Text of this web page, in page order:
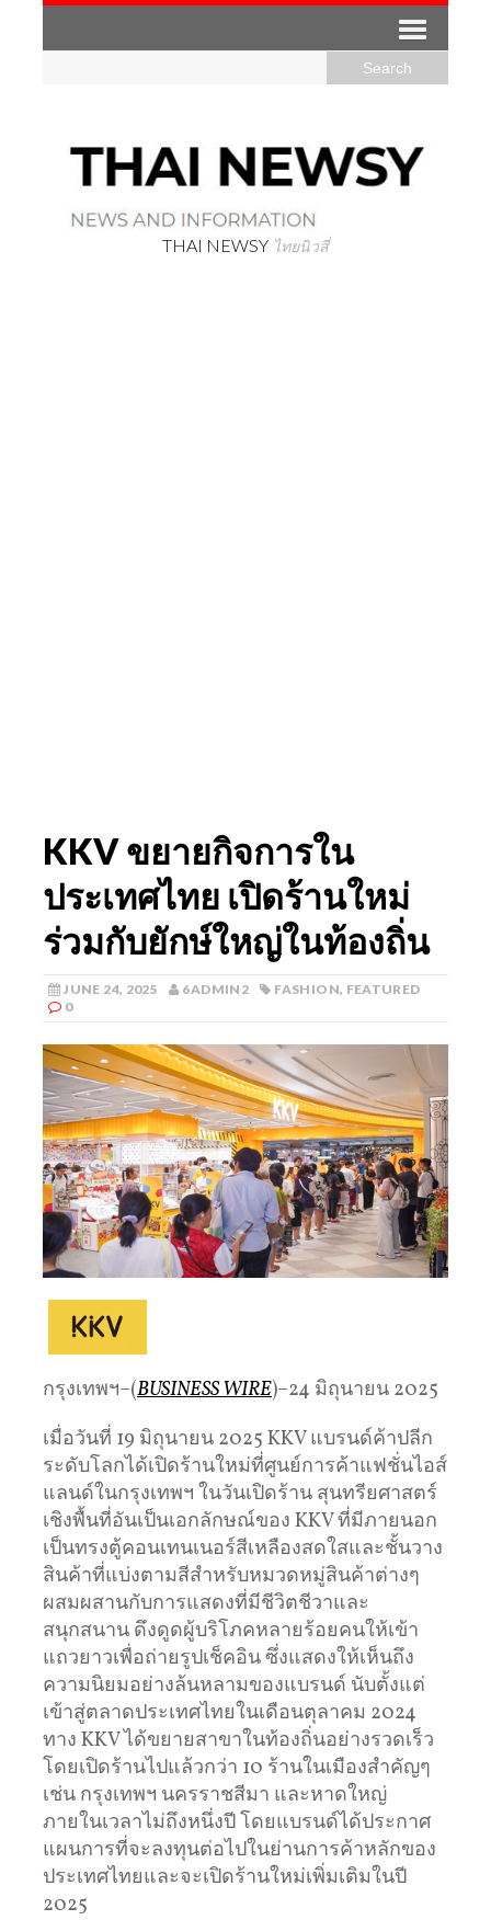
THAI NEWSY ไทยนิวสี่
KKV ขยายกิจการใน
ประเทศไทย เปิดร้านใหม่
ร่วมกับยักษ์ใหญ่ในท้องถิ่น
JUNE 24, 2025 6ADMIN2 FASHION, FEATURED
0
กรุงเทพฯ–(BUSINESS WIRE)–24 มิถุนายน 2025
เมื่อวันที่ 19 มิถุนายน 2025 KKV แบรนด์ค้าปลีก
ระดับโลกได้เปิดร้านใหม่ที่ศูนย์การค้าแฟชั่นไอส์
แลนด์ในกรุงเทพฯ ในวันเปิดร้าน สุนทรียศาสตร์
เชิงพื้นที่อันเป็นเอกลักษณ์ของ KKV ที่มีภายนอก
เป็นทรงตู้คอนเทนเนอร์สีเหลืองสดใสและชั้นวาง
สินค้าที่แบ่งตามสีสำหรับหมวดหมู่สินค้าต่างๆ
ผสมผสานกับการแสดงที่มีชีวิตชีวาและ
สนุกสนาน ดึงดูดผู้บริโภคหลายร้อยคนให้เข้า
แถวยาวเพื่อถ่ายรูปเช็คอิน ซึ่งแสดงให้เห็นถึง
ความนิยมอย่างล้นหลามของแบรนด์ นับตั้งแต่
เข้าสู่ตลาดประเทศไทยในเดือนตุลาคม 2024
ทาง KKV ได้ขยายสาขาในท้องถิ่นอย่างรวดเร็ว
โดยเปิดร้านไปแล้วกว่า 10 ร้านในเมืองสำคัญๆ
เช่น กรุงเทพฯ นครราชสีมา และหาดใหญ่
ภายในเวลาไม่ถึงหนึ่งปี โดยแบรนด์ได้ประกาศ
แผนการที่จะลงทุนต่อไปในย่านการค้าหลักของ
ประเทศไทยและจะเปิดร้านใหม่เพิ่มเติมในปี
2025